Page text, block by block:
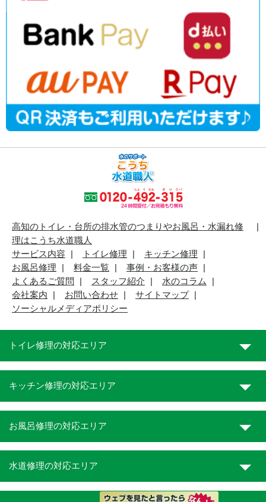
高知のトイレ・台所の排水管のつまりやお風呂・水漏れ修
理はこうち水道職人
サービス内容
トイレ修理
キッチン修理
お風呂修理
料金一覧
事例・お客様の声
よくあるご質問
スタッフ紹介
水のコラム
会社案内
お問い合わせ
サイトマップ
ソーシャルメディアポリシー
トイレ修理の対応エリア
キッチン修理の対応エリア
お風呂修理の対応エリア
水道修理の対応エリア